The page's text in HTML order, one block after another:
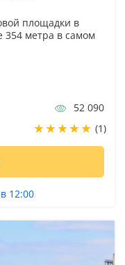
площадки в
354 метра в самом
52 090
(1)
12:00